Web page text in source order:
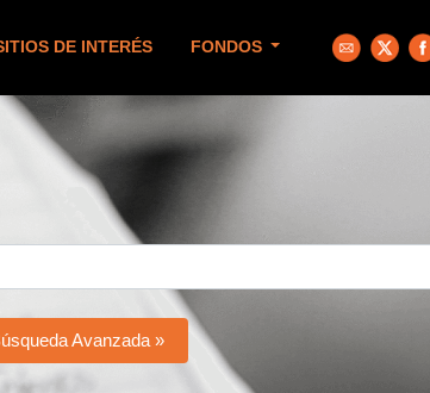
DE INTERÉS FONDOS
Avanzada »